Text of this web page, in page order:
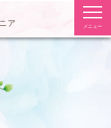
ア メニュー